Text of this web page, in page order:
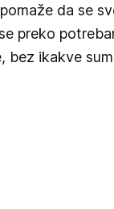
da se
preko
bez ikakve